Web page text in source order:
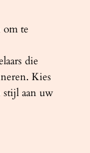
te
die
Kies
stijl aan uw